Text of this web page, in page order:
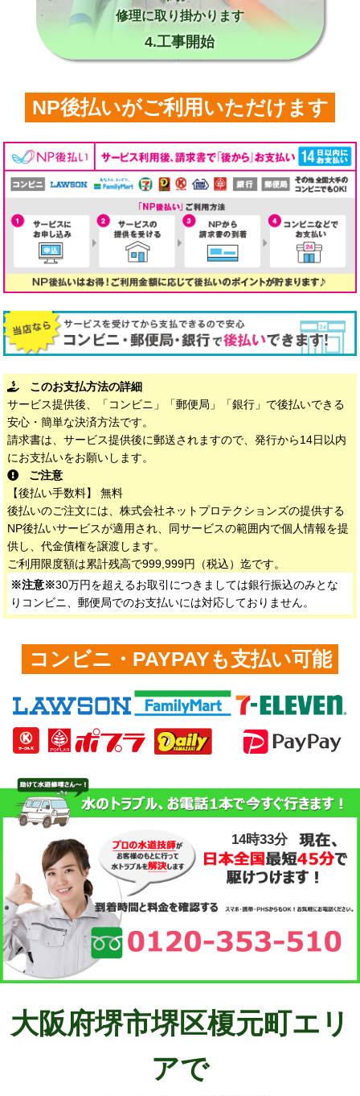
修理に取り掛かります
4.工事開始
NP後払いがご利用いただけます
このお支払方法の詳細
サービス提供後、「コンビニ」「郵便局」「銀行」で後払いできる
安心・簡単な決済方法です。
請求書は、サービス提供後に郵送されますので、発行から14日以内
にお支払いをお願いします。
ご注意
【後払い手数料】 無料
後払いのご注文には、株式会社ネットプロテクションズの提供する
NP後払いサービスが適用され、同サービスの範囲内で個人情報を提
供し、代金債権を譲渡します。
ご利用限度額は累計残高で999,999円（税込）迄です。
※注意※30万円を超えるお取引につきましては銀行振込のみとな
りコンビニ、郵便局でのお支払いには対応しておりません。
コンビニ・PAYPAYも支払い可能
14時33分
大阪府堺市堺区榎元町エリ
アで